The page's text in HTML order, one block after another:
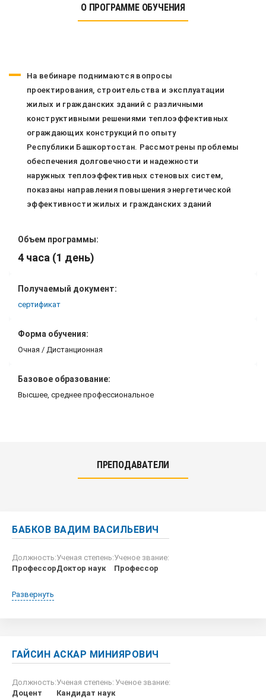
О ПРОГРАММЕ ОБУЧЕНИЯ
На вебинаре поднимаются вопросы
проектирования, строительства и эксплуатации
жилых и гражданских зданий с различными
конструктивными решениями теплоэффективных
ограждающих конструкций по опыту
Республики Башкортостан. Рассмотрены проблемы
обеспечения долговечности и надежности
наружных теплоэффективных стеновых систем,
показаны направления повышения энергетической
эффективности жилых и гражданских зданий
Объем программы:
4 часа (1 день)
Получаемый документ:
сертификат
Форма обучения:
Очная / Дистанционная
Базовое образование:
Высшее, среднее профессиональное
ПРЕПОДАВАТЕЛИ
БАБКОВ ВАДИМ ВАСИЛЬЕВИЧ
Должность:
Профессор
Ученая степень:
Доктор наук
Ученое звание:
Профессор
Развернуть
ГАЙСИН АСКАР МИНИЯРОВИЧ
Должность:
Доцент
Ученая степень:
Кандидат наук
Ученое звание: